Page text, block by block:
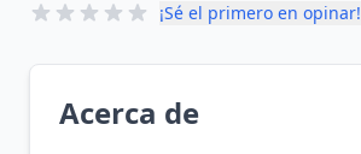
¡Sé el primero en opinar!
Acerca de